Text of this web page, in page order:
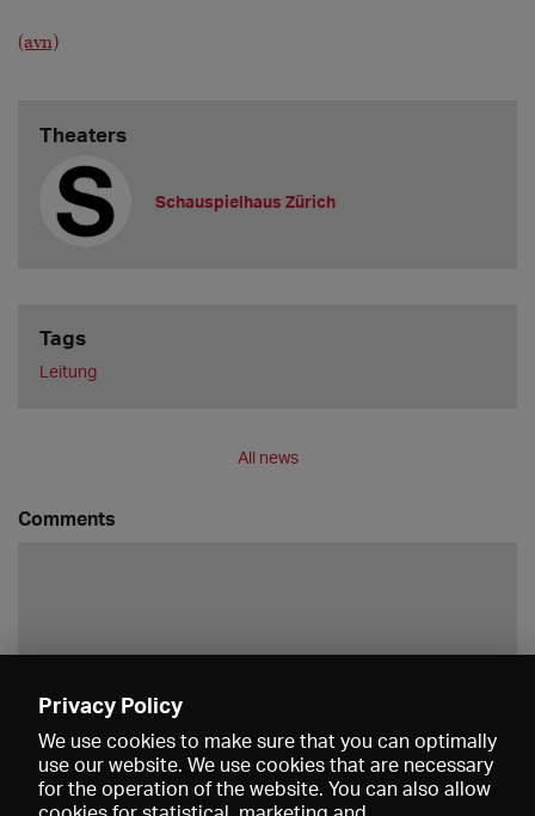
(avn)
Theaters
Schauspielhaus Zürich
Tags
Leitung
All news
Comments
Privacy Policy
We use cookies to make sure that you can optimally
use our website. We use cookies that are necessary
for the operation of the website. You can also allow